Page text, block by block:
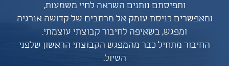
ותפיסתם נותנים השראה לחיי משמעות,
ומאפשרים כניסת עומק אל מרחבים של קדושה אנרגיה
ומפגש, בשאיפה לחיבור קבוצתי עוצמתי.
החיבור מתחיל כבר מהמפגש הקבוצתי הראשון שלפני
הטיול.